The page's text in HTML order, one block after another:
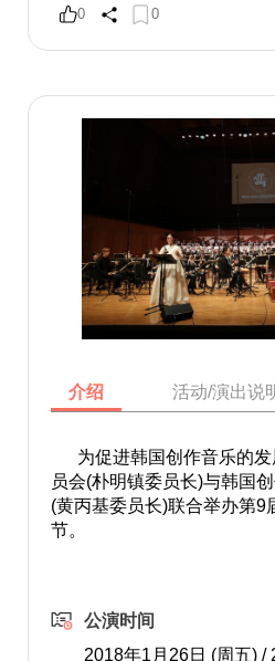
0 0
介绍 活动/演出说
为促进韩国创作音乐的发
员会(朴明镇委员长)与韩国
(黄丙基委员长)联合举办第9
节。
公演时间
2018年1月26日 (周五) /